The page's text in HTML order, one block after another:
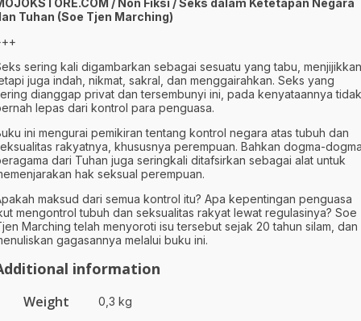
/ Non Fiksi / Seks dalam Ketetapan Negara
Tuhan (Soe Tjen Marching)
sering kali digambarkan sebagai sesuatu yang tabu,
juga indah, nikmat, sakral, dan menggairahkan. Seks yang
dianggap privat dan tersembunyi ini, pada kenyataannya tidak
lepas dari kontrol para penguasa.
ini mengurai pemikiran tentang kontrol negara atas tubuh dan
rakyatnya, khususnya perempuan. Bahkan dogma-
dari Tuhan juga seringkali ditafsirkan sebagai alat untuk
hak seksual perempuan.
maksud dari semua kontrol itu? Apa kepentingan penguasa
mengontrol tubuh dan seksualitas rakyat lewat regulasinya? Soe
Marching telah menyoroti isu tersebut sejak 20 tahun silam, dan
gagasannya melalui buku ini.
information
Weight 0,3 kg